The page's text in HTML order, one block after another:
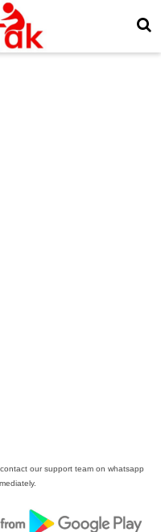
our support team on whatsapp